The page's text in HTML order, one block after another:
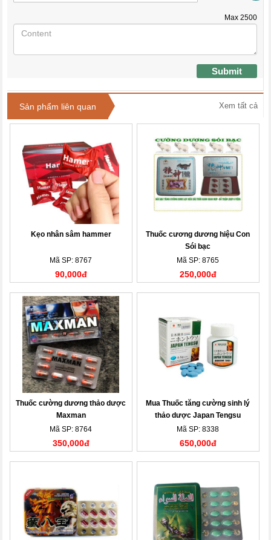
Max 2500
Submit
Sản phẩm liên quan Xem tất cả
Kẹo nhân sâm hammer
Mã SP: 8767
90,000đ
Thuốc cương dương hiệu Con
Sói bạc
Mã SP: 8765
250,000đ
Thuốc cường dương thảo dược
Maxman
Mã SP: 8764
350,000đ
Mua Thuốc tăng cường sinh lý
thảo dược Japan Tengsu
Mã SP: 8338
650,000đ